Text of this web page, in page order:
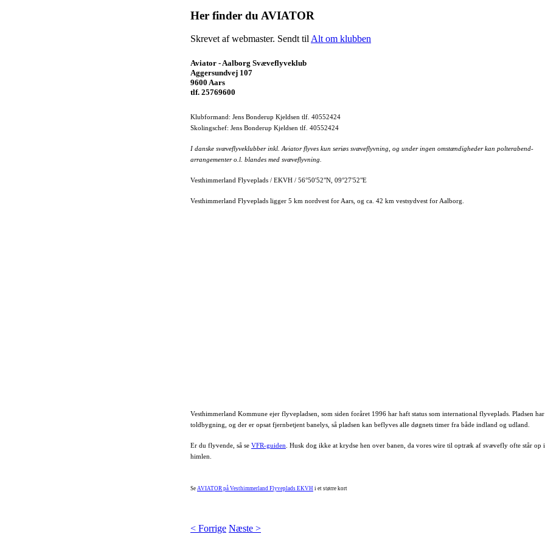
Her finder du AVIATOR
Skrevet af webmaster. Sendt tilAlt om klubben
Aviator - Aalborg Svæveflyveklub
Aggersundvej 107
9600 Aars
tlf. 25769600
Klubformand: Jens Bonderup Kjeldsen tlf. 40552424
Skolingschef: Jens Bonderup Kjeldsen tlf. 40552424
I danske svæveflyveklubber inkl. Aviator flyves kun seriøs svæveflyvning, og under ingen omstændigheder kan polterabend-
arrangementer o.l. blandes med svæveflyvning.
Vesthimmerland Flyveplads / EKVH / 56°50'52"N, 09°27'52"E
Vesthimmerland Flyveplads ligger 5 km nordvest for Aars, og ca. 42 km vestsydvest for Aalborg.
Vesthimmerland Kommune ejer flyvepladsen, som siden foråret 1996 har haft status som international flyveplads. Pladsen
toldbygning, og der er opsat fjernbetjent banelys, så pladsen kan beflyves alle døgnets timer fra både indland og udland.
Er du flyvende, så se VFR-guiden . Husk dog ikke at krydse hen over banen, da vores wire til optræk af svævefly ofte står op i
himlen.
Se AVIATOR på Vesthimmerland Flyveplads EKVH i et større kort
< Forrige Næste >